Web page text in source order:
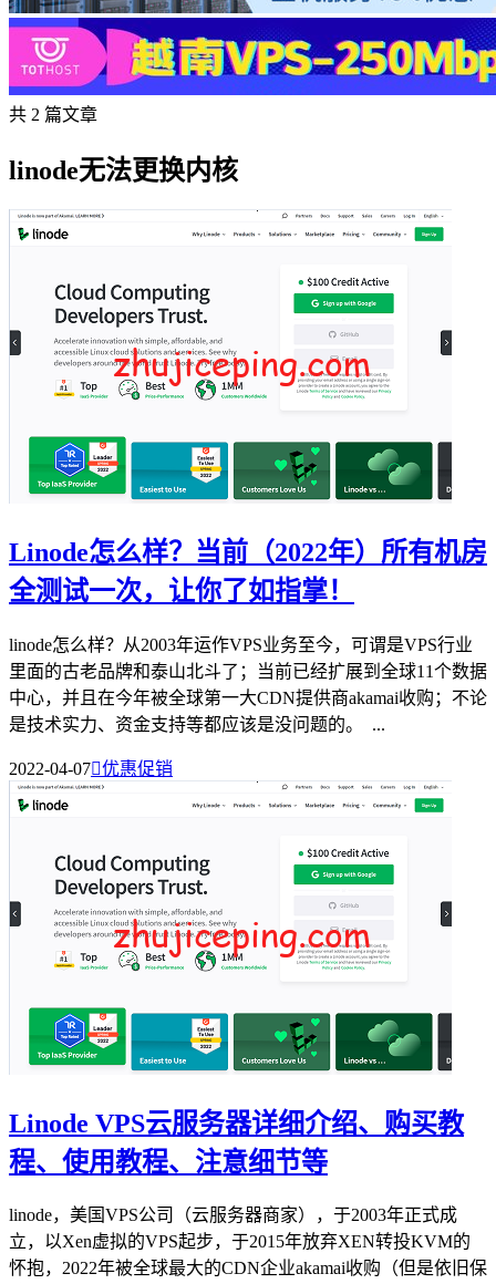
共 2 篇文章
linode无法更换内核
Linode怎么样？当前（2022年）所有机房
全测试一次，让你了如指掌！
linode怎么样？从2003年运作VPS业务至今，可谓是VPS行业
里面的古老品牌和泰山北斗了；当前已经扩展到全球11个数据
中心，并且在今年被全球第一大CDN提供商akamai收购；不论
是技术实力、资金支持等都应该是没问题的。 ...
2022-04-07优惠促销
Linode VPS云服务器详细介绍、购买教
程、使用教程、注意细节等
linode，美国VPS公司（云服务器商家），于2003年正式成
立，以Xen虚拟的VPS起步，于2015年放弃XEN转投KVM的
怀抱，2022年被全球最大的CDN企业akamai收购（但是依旧保